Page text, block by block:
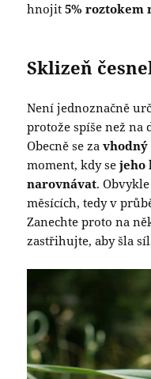
hnojit5% roztokem
Sklizeň
Není jednoznačně
protože spíše než na
Obecně se zavhodný
moment, kdy sejeho
narovnávat.
měsících, tedy v
Zanechte proto na
zastřihujte, aby šla